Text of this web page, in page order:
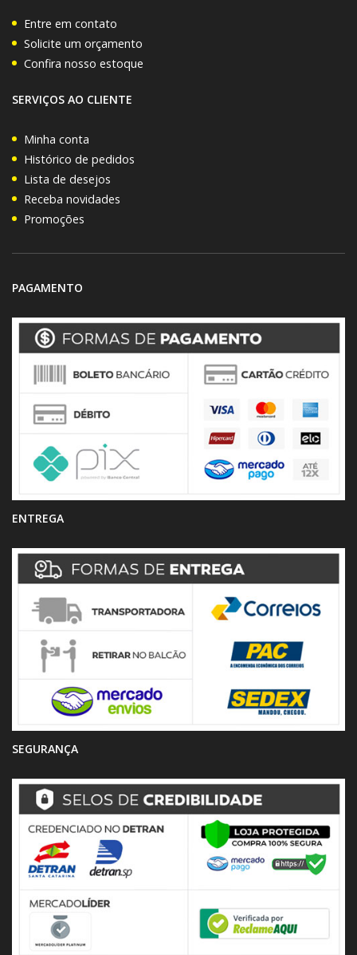
Entre em contato
Solicite um orçamento
Confira nosso estoque
SERVIÇOS AO CLIENTE
Minha conta
Histórico de pedidos
Lista de desejos
Receba novidades
Promoções
PAGAMENTO
ENTREGA
SEGURANÇA